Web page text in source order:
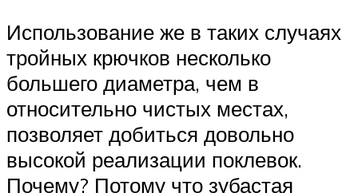
Использование же в таких случаях
тройных крючков несколько
большего диаметра, чем в
относительно чистых местах,
позволяет добиться довольно
высокой реализации поклевок.
Почему? Потому что зубастая